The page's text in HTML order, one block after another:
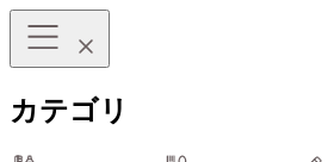
カテゴリ